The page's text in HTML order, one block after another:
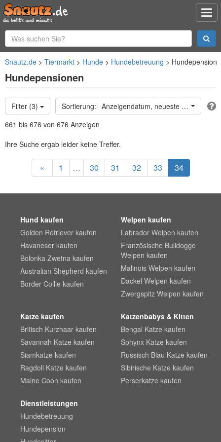
Snautz.de Tiermarkt Hunde Hundebetreuung Hundepension
Hundepensionen
Filter (3)
Anzeigendatum, neueste oben
661 bis 676 von 676 Anzeigen
Ihre Suche ergab leider keine Treffer.
« 1 … 30 31 32 33 34
Hund kaufen
Golden Retriever kaufen
Havaneser kaufen
Bolonka Zwetna kaufen
Australian Shepherd kaufen
Border Collie kaufen
Welpen kaufen
Labrador Welpen kaufen
Französische Bulldogge
Welpen kaufen
Malinois Welpen kaufen
Dackel Welpen kaufen
Zwergspitz Welpen kaufen
Katze kaufen
Britisch Kurzhaar kaufen
Savannah Katze kaufen
Siamkatze kaufen
Ragdoll Katze kaufen
Maine Coon kaufen
Katzenbabys & Kitten
Bengal Katze kaufen
Sphynx Katze kaufen
Russisch Blau Katze kaufen
Sibirische Katze kaufen
Perserkatze kaufen
Dienstleistungen
Hundebetreuung
Hundepension